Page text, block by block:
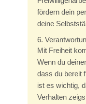
fördern dein
deine
6.
Mit Freiheit
Wenn du
dass du bereit
ist es wichtig,
Verhalten